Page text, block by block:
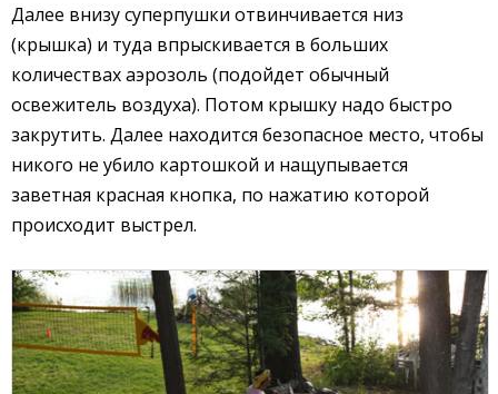
Далее внизу суперпушки отвинчивается низ
(крышка) и туда впрыскивается в больших
количествах аэрозоль (подойдет обычный
освежитель воздуха). Потом крышку надо быстро
закрутить. Далее находится безопасное место, чтобы
никого не убило картошкой и нащупывается
заветная красная кнопка, по нажатию которой
происходит выстрел.